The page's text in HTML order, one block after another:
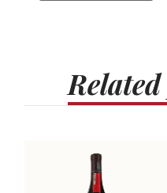
Related